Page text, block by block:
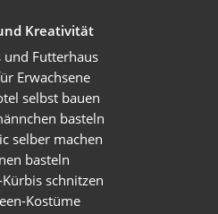
Kreativität
und Futterhaus
Erwachsene
selbst bauen
basteln
selber machen
basteln
schnitzen
Kostüme